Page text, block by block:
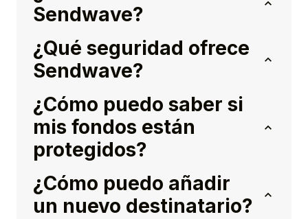
Sendwave?
¿Qué seguridad ofrece
Sendwave?
¿Cómo puedo saber si
mis fondos están
protegidos?
¿Cómo puedo añadir
un nuevo destinatario?